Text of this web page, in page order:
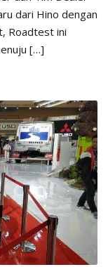
dari Hino dengan
Roadtest ini
[…]